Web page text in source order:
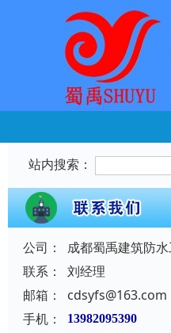
站内搜索：
公司：
成都蜀禹建筑防
联系：
刘经理
邮箱：
cdsyfs@163.com
手机：
13982095390